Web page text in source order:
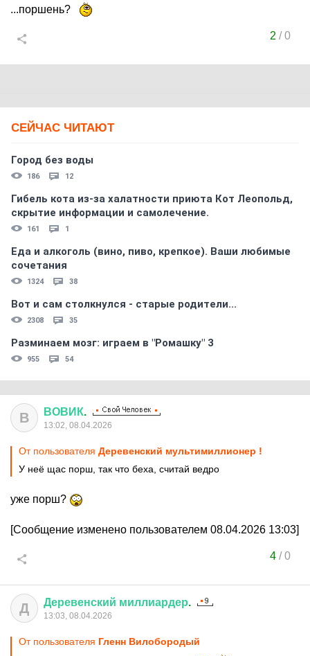
...поршень?
2 /0
СЕЙЧАС ЧИТАЮТ
Город без воды
186 12
Гибель кота из-за халатности приюта Кот Леопольд,
скрытиe информации и самолечение.
161 1
Еда и алкоголь (вино, пиво, крепкое). Ваши любимые
сочетания
1324 38
Вот и сам столкнулся - старые родители...
2308 35
Разминаем мозг: играем в "Ромашку" 3
955 54
В ВОВИК.
13:02, 08.04.2026
От пользователя Деревенский мультимиллионер !
У неё щас порш, так что беха, считай ведро
уже порш?
[Сообщение изменено пользователем 08.04.2026 13:03]
4/0
Д Деревенский миллиардер.
13:03, 08.04.2026
От пользователя Гленн Вилобородый